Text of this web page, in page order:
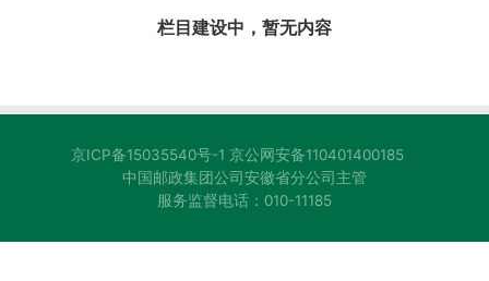
栏目建设中，暂无内容
京ICP备15035540号-1 京公网安备110401400185
中国邮政集团公司安徽省分公司主管
服务监督电话：010-11185